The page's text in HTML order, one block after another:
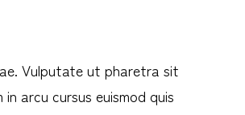
Vulputate ut pharetra sit
arcu cursus euismod quis